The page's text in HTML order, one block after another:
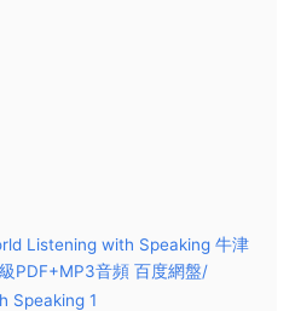
Listening with Speaking 牛津
PDF+MP3音頻 百度網盤/
Speaking 1